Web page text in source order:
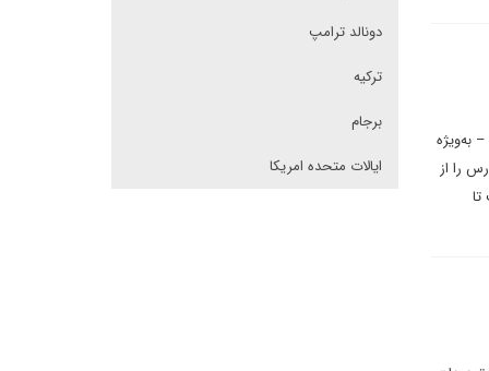
به‌ویژه
را از
دونالد ترامپ
ترکیه
برجام
ایالات متحده امریکا